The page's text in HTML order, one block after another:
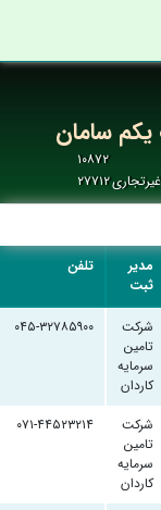
سامان
۱۰۸۷۲
۲۷۷۱۲
مدیر
ثبت
تلفن
شرکت
تامین
سرمایه
کاردان
۰۴۵-۳۲۷۸۵۹۰۰
شرکت
تامین
سرمایه
کاردان
۰۷۱-۴۴۵۲۳۲۱۴